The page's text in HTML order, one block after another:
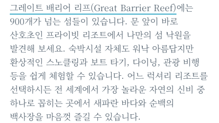
그레이트 배리어 리프(Great Barrier Reef)에는
900개가 넘는 섬들이 있습니다. 문 앞이 바로
산호초인 프라이빗 리조트에서 나만의 섬 낙원을
발견해 보세요. 숙박시설 자체도 워낙 아름답지만
환상적인 스노클링과 보트 타기, 다이닝, 관광 비행
등을 쉽게 체험할 수 있습니다. 어느 럭셔리 리조트를
선택하시든 전 세계에서 가장 놀라운 자연의 신비 중
하나로 꼽히는 곳에서 새파란 바다와 순백의
백사장을 마음껏 즐길 수 있습니다.